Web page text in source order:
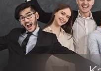
Häufig